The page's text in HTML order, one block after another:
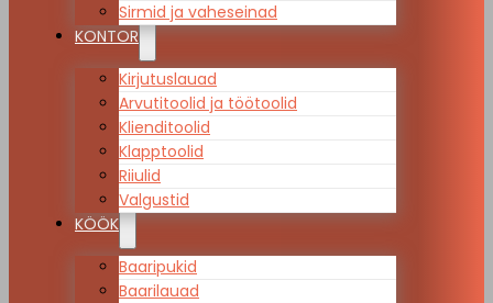
Sirmid ja vaheseinad
KONTOR
Kirjutuslauad
Arvutitoolid ja töötoolid
Klienditoolid
Klapptoolid
Riiulid
Valgustid
KÖÖK
Baaripukid
Baarilauad